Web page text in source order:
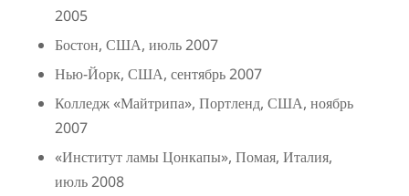
2005
Бостон, США, июль 2007
Нью-Йорк, США, сентябрь 2007
Колледж «Майтрипа», Портленд, США, ноябрь
2007
«Институт ламы Цонкапы», Помая, Италия,
июль 2008